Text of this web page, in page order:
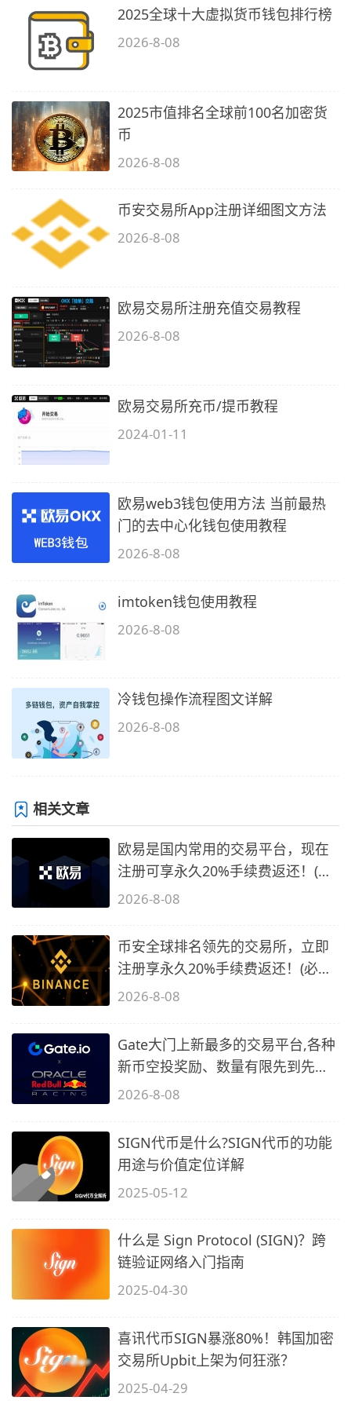
2025全球十大虚拟货币钱包排行榜
2026-8-08
2025市值排名全球前100名加密货
币
2026-8-08
币安交易所App注册详细图文方法
2026-8-08
欧易交易所注册充值交易教程
2026-8-08
欧易交易所充币/提币教程
2024-01-11
欧易web3钱包使用方法 当前最热
门的去中心化钱包使用教程
2026-8-08
imtoken钱包使用教程
2026-8-08
冷钱包操作流程图文详解
2026-8-08
相关文章
欧易是国内常用的交易平台，现在
注册可享永久20%手续费返还！(必
备1)
2026-8-08
币安全球排名领先的交易所，立即
注册享永久20%手续费返还！(必备
2)
2026-8-08
Gate大门上新最多的交易平台,各种
新币空投奖励、数量有限先到先
得…
2026-8-08
SIGN代币是什么?SIGN代币的功能
用途与价值定位详解
2025-05-12
什么是 Sign Protocol (SIGN)？跨
链验证网络入门指南
2025-04-30
喜讯代币SIGN暴涨80%！韩国加密
交易所Upbit上架为何狂涨？
2025-04-29